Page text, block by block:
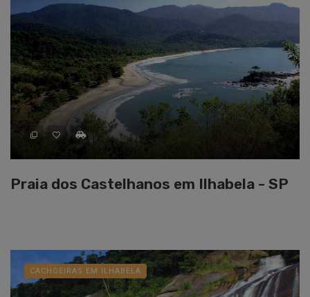
Praia dos Castelhanos em Ilhabela - SP
CACHOEIRAS EM ILHABELA